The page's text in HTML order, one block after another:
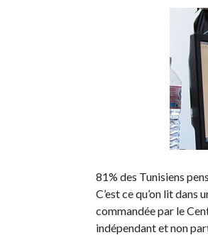
81% des Tunisiens
C’est ce qu’on lit
commandée par le
indépendant et non